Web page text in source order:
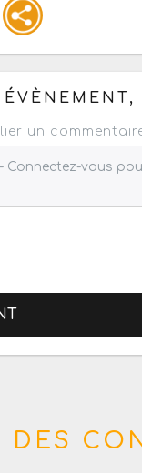
/ réseau
un
DES